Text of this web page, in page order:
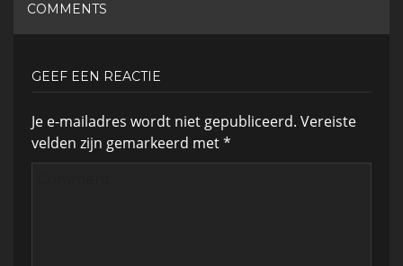
COMMENTS
GEEF EEN REACTIE
Je e-mailadres wordt niet gepubliceerd. Vereiste
velden zijn gemarkeerd met*